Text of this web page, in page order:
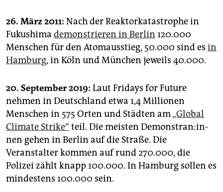
26. März 2011: Nach der Reaktorkatastrophe in
Fukushima demonstrieren in Berlin 120.000
Menschen für den Atomausstieg, 50.000 sind es in
Hamburg, in Köln und München jeweils 40.000.
20. September 2019: Laut Fridays for Future
nehmen in Deutschland etwa 1,4 Millionen
Menschen in 575 Orten und Städten am„Global
Climate Strike“ teil. Die meisten De­mons­tra­n:in­
nen gehen in Berlin auf die Straße. Die
Veranstalter kommen auf rund 270.000, die
Polizei zählt knapp 100.000. In Hamburg sollen es
mindestens 100.000 sein.